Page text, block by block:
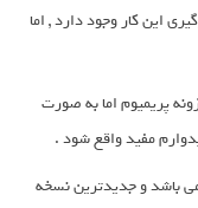
این کار وجود دارد , اما
پریمیوم اما به صورت
مفید واقع شود .
باشد و جدیدترین نسخه